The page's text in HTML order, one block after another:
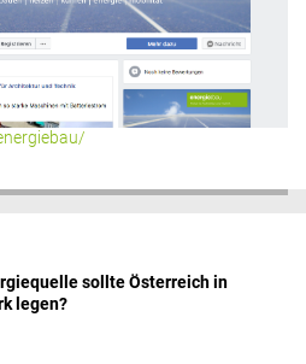
sollte Österreich in
legen?